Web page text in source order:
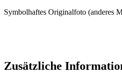
Symbolhaftes Originalfoto (anderes
Zusätzliche